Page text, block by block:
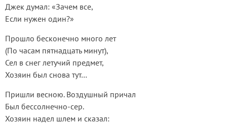
Джек думал: «Зачем все,
Если нужен один?»
Прошло бесконечно много лет
(По часам пятнадцать минут),
Сел в снег летучий предмет,
Хозяин был снова тут…
Пришли весною. Воздушный причал
Был бессолнечно-сер.
Хозяин надел шлем и сказал: